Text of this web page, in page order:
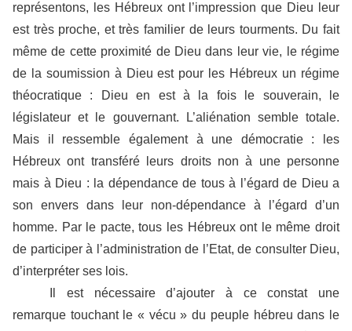
représentons, les Hébreux ont l’impression que Dieu leur
est très proche, et très familier de leurs tourments. Du fait
même de cette proximité de Dieu dans leur vie, le régime
de la soumission à Dieu est pour les Hébreux un régime
théocratique : Dieu en est à la fois le souverain, le
législateur et le gouvernant. L’aliénation semble totale.
Mais il ressemble également à une démocratie : les
Hébreux ont transféré leurs droits non à une personne
mais à Dieu : la dépendance de tous à l’égard de Dieu a
son envers dans leur non-dépendance à l’égard d’un
homme. Par le pacte, tous les Hébreux ont le même droit
de participer à l’administration de l’Etat, de consulter Dieu,
d’interpréter ses lois.
Il est nécessaire d’ajouter à ce constat une
remarque touchant le « vécu » du peuple hébreu dans le